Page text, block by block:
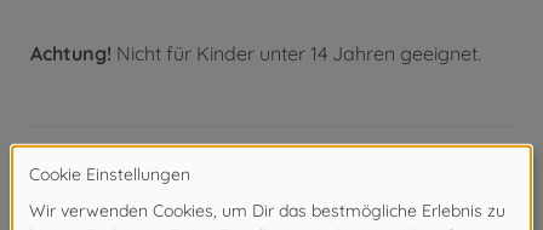
Achtung! Nicht für Kinder unter 14 Jahren geeignet.